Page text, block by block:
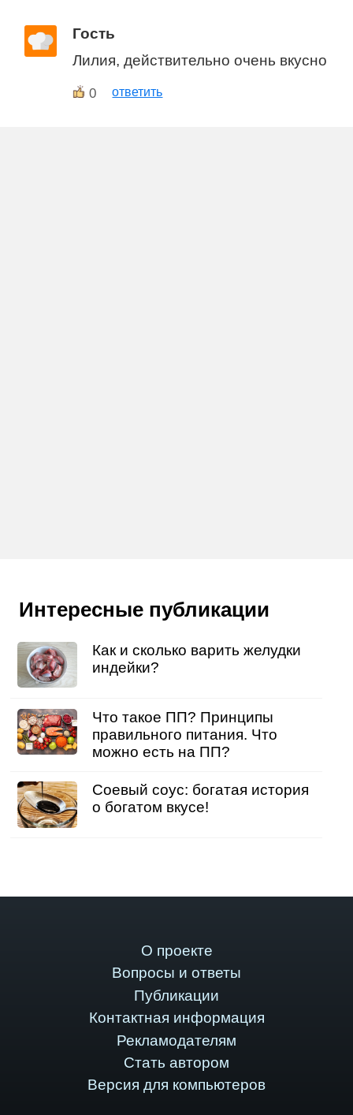
Гость
Лилия, действительно очень вкусно
0 ответить
Интересные публикации
Как и сколько варить желудки
индейки?
Что такое ПП? Принципы
правильного питания. Что
можно есть на ПП?
Соевый соус: богатая история
о богатом вкусе!
О проекте
Вопросы и ответы
Публикации
Контактная информация
Рекламодателям
Стать автором
Версия для компьютеров